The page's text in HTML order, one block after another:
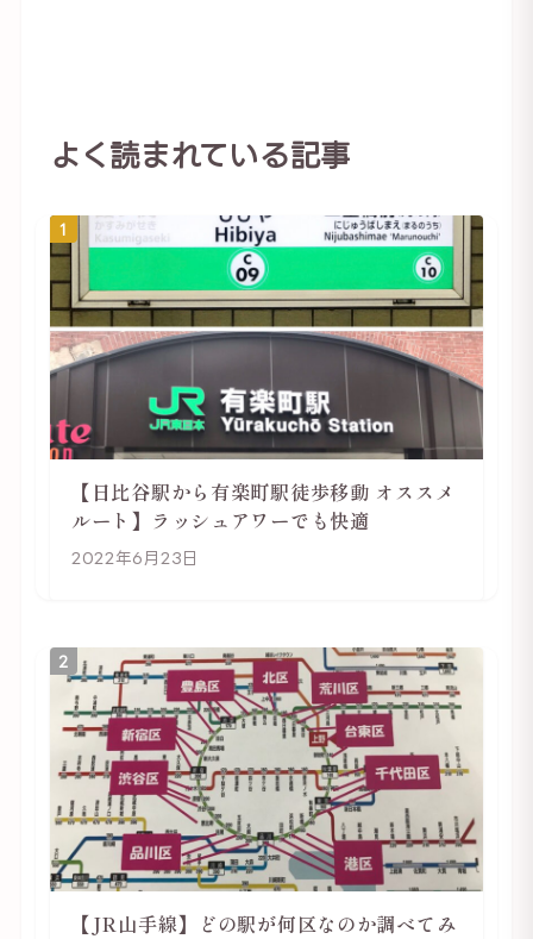
よく読まれている記事
1
【日比谷駅から有楽町駅徒歩移動 オススメ
ルート】ラッシュアワーでも快適
2022年6月23日
2
【JR山手線】どの駅が何区なのか調べてみ